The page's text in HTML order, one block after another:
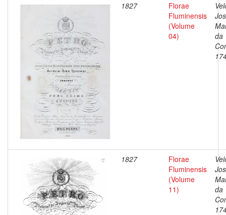
1827
Florae
Fluminensis
(Volume
04)
da
1827
Florae
Fluminensis
(Volume
11)
da